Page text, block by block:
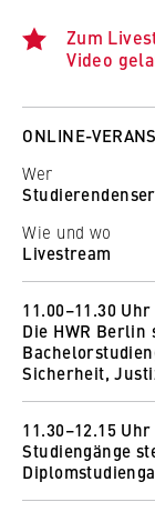
Zum
Video
ONLINE-
Wer
Wie und wo
Livestream
11.00–11.30 Uhr
Die HWR
Sicherheit,
Wer
Petra Wieczorek
Arndis Heß
Wie und wo
11.30–12.15 Uhr
Studiengänge